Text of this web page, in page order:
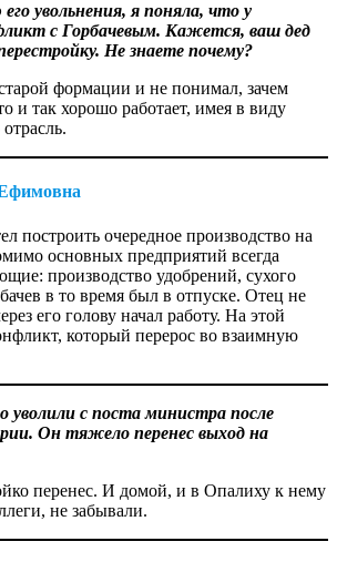
увольнения, я поняла, что у
с Горбачевым. Кажется, ваш дед
Не знаете почему?
формации и не понимал, зачем
и так хорошо работает, имея в виду
построить очередное производство на
основных предприятий всегда
производство удобрений, сухого
в то время был в отпуске. Отец не
его голову начал работу. На этой
который перерос во взаимную
уволили с поста министра после
Он тяжело перенес выход на
перенес. И домой, и в Опалиху к нему
не забывали.